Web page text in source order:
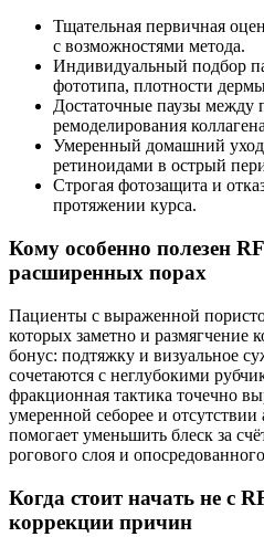
Тщательная первичная
с возможностями метода.
Индивидуальный подбор
фототипа, плотности
Достаточные паузы между
ремоделирования
Умеренный домашний уход
ретиноидами в острый
Строгая фотозащита и
протяжении курса.
Кому особенно полезен
расширенных порах
Пациенты с выраженной
которых заметно и размягчение
бонус: подтяжку и визуальное
сочетаются с неглубокими
фракционная тактика точечно
умеренной себорее и
помогает уменьшить блеск за
рогового слоя и
Когда стоит начать не с
коррекции причин